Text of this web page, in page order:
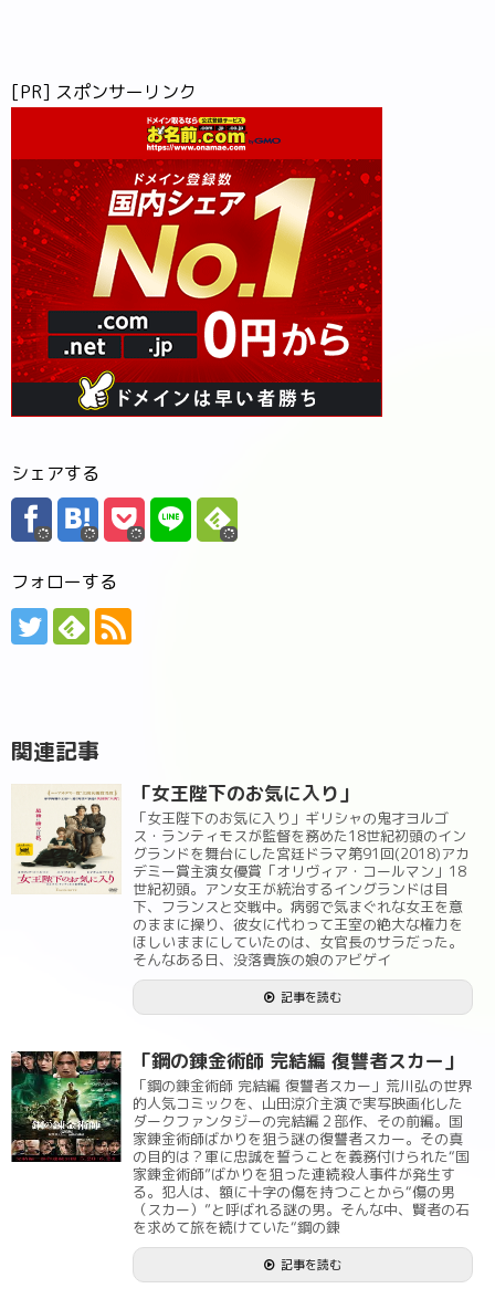
[PR] スポンサーリンク
シェアする
フォローする
関連記事
「女王陛下のお気に入り」
「女王陛下のお気に入り」ギリシャの鬼才ヨルゴ
ス・ランティモスが監督を務めた18世紀初頭のイン
グランドを舞台にした宮廷ドラマ第91回(2018)アカ
デミー賞主演女優賞「オリヴィア・コールマン」18
世紀初頭。アン女王が統治するイングランドは目
下、フランスと交戦中。病弱で気まぐれな女王を意
のままに操り、彼女に代わって王室の絶大な権力を
ほしいままにしていたのは、女官長のサラだった。
そんなある日、没落貴族の娘のアビゲイ
記事を読む
「鋼の錬金術師 完結編 復讐者スカー」
「鋼の錬金術師 完結編 復讐者スカー」荒川弘の世界
的人気コミックを、山田涼介主演で実写映画化した
ダークファンタジーの完結編２部作、その前編。国
家錬金術師ばかりを狙う謎の復讐者スカー。その真
の目的は？軍に忠誠を誓うことを義務付けられた“国
家錬金術師”ばかりを狙った連続殺人事件が発生す
る。犯人は、額に十字の傷を持つことから“傷の男
（スカー）”と呼ばれる謎の男。そんな中、賢者の石
を求めて旅を続けていた“鋼の錬
記事を読む